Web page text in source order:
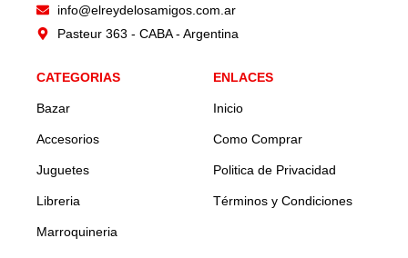
info@elreydelosamigos.com.ar
Pasteur 363 - CABA - Argentina
CATEGORIAS
Bazar
Accesorios
Juguetes
Libreria
Marroquineria
ENLACES
Inicio
Como Comprar
Politica de Privacidad
Términos y Condiciones